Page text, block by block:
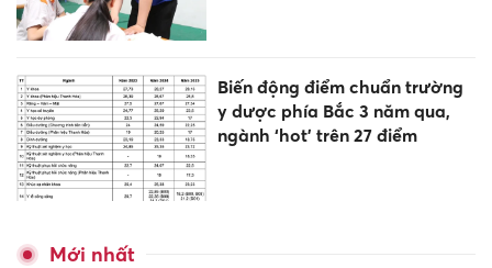
Biến động điểm chuẩn trường
y dược phía Bắc 3 năm qua,
ngành ‘hot’ trên 27 điểm
Mới nhất